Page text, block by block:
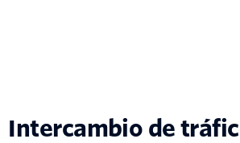
Intercambio de